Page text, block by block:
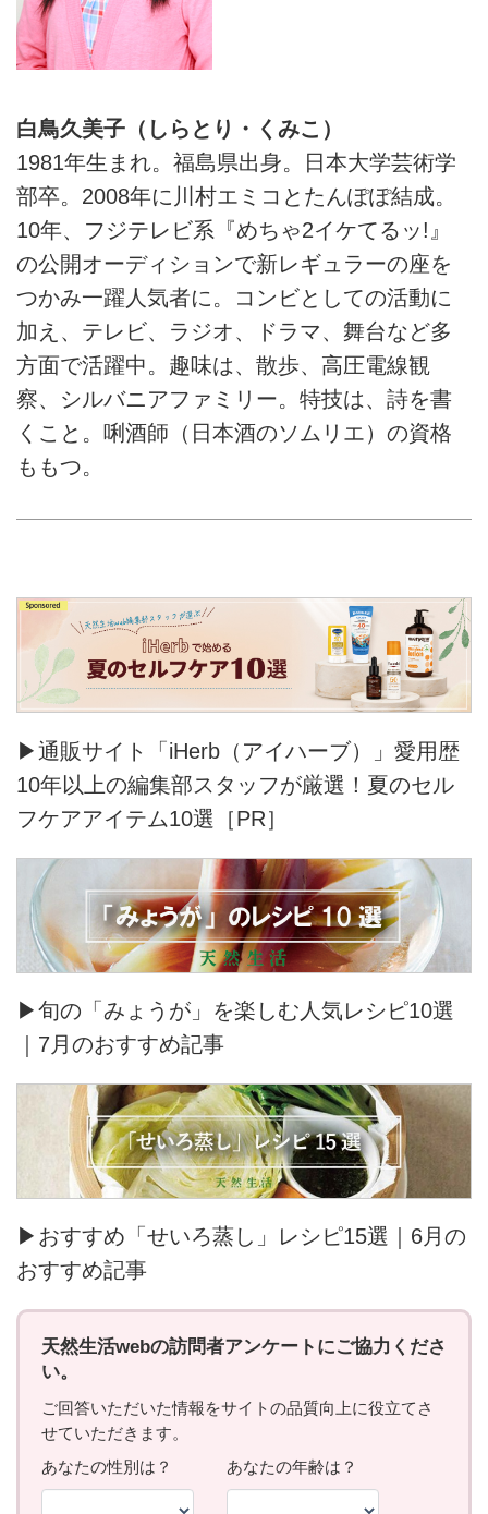
白鳥久美子（しらとり・くみこ）
1981年生まれ。福島県出身。日本大学芸術学
部卒。2008年に川村エミコとたんぽぽ結成。
10年、フジテレビ系『めちゃ2イケてるッ!』
の公開オーディションで新レギュラーの座を
つかみ一躍人気者に。コンビとしての活動に
加え、テレビ、ラジオ、ドラマ、舞台など多
方面で活躍中。趣味は、散歩、高圧電線観
察、シルバニアファミリー。特技は、詩を書
くこと。唎酒師（日本酒のソムリエ）の資格
ももつ。
▶通販サイト「iHerb（アイハーブ）」愛用歴
10年以上の編集部スタッフが厳選！夏のセル
フケアアイテム10選［PR］
▶旬の「みょうが」を楽しむ人気レシピ10選
｜7月のおすすめ記事
▶おすすめ「せいろ蒸し」レシピ15選｜6月の
おすすめ記事